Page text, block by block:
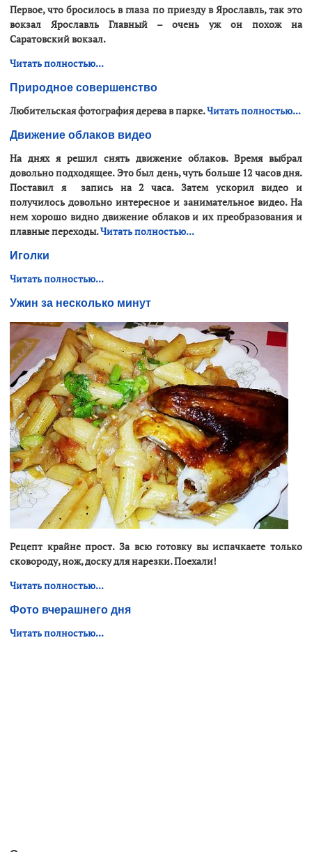
Первое, что бросилось в глаза по приезду в Ярославль, так это
вокзал Ярославль Главный – очень уж он похож на
Саратовский вокзал.
Читать полностью...
Природное совершенство
Любительская фотография дерева в парке.Читать полностью...
Движение облаков видео
На днях я решил снять движение облаков. Время выбрал
довольно подходящее. Это был день, чуть больше 12 часов дня.
Поставил я запись на 2 часа. Затем ускорил видео и
получилось довольно интересное и занимательное видео. На
нем хорошо видно движение облаков и их преобразования и
плавные переходы.Читать полностью...
Иголки
Читать полностью...
Ужин за несколько минут
Рецепт крайне прост. За всю готовку вы испачкаете только
сковороду, нож, доску для нарезки. Поехали!
Читать полностью...
Фото вчерашнего дня
Читать полностью...